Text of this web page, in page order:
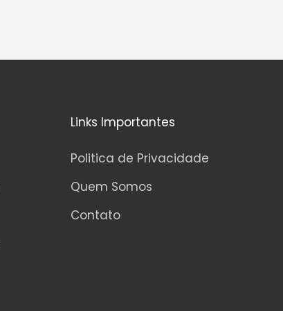
Links Importantes
Politica de Privacidade
Quem Somos
Contato